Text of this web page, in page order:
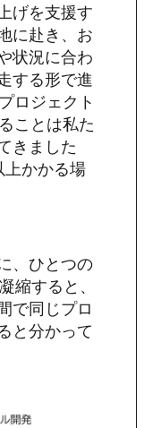
げを支援す
に赴き、お
状況に合わ
する形で進
ロジェクト
ことは私た
きました
上かかる場
、ひとつの
縮すると、
で同じプロ
と分かって